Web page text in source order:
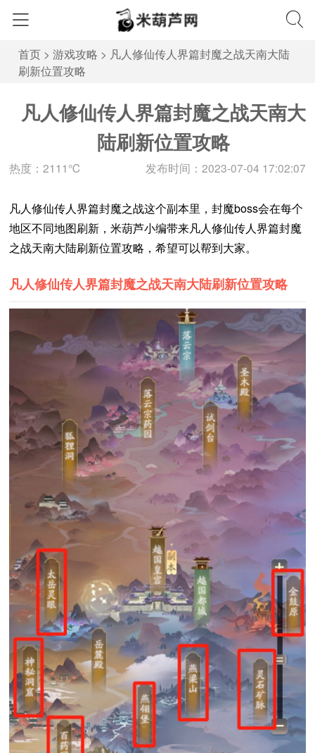
首页 > 游戏攻略 > 凡人修仙传人界篇封魔之战天南大陆
刷新位置攻略
凡人修仙传人界篇封魔之战天南大
陆刷新位置攻略
热度：2111℃ 发布时间：2023-07-04 17:02:07
凡人修仙传人界篇封魔之战这个副本里，封魔boss会在每个
地区不同地图刷新，米葫芦小编带来凡人修仙传人界篇封魔
之战天南大陆刷新位置攻略，希望可以帮到大家。
凡人修仙传人界篇封魔之战天南大陆刷新位置攻略